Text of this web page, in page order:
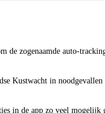
de zogenaamde auto-
Kustwacht in
in de app zo veel mogelijk